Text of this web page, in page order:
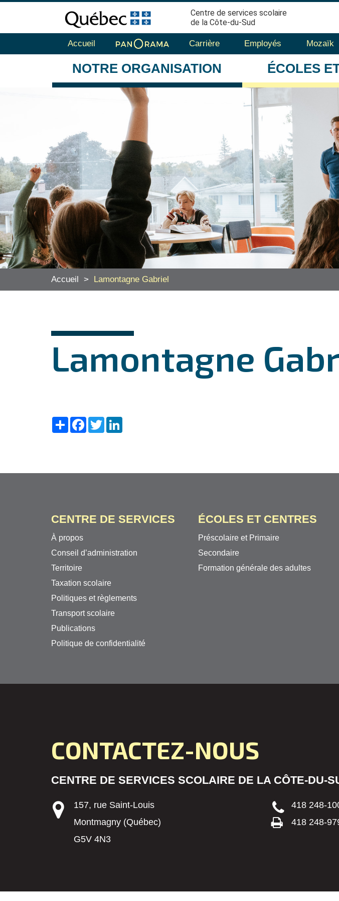
Centre de services scolaire
de la Côte-du-Sud
Accueil Carrière Employés Mozaïk
NOTRE ORGANISATION ÉCOLES
Accueil > Lamontagne Gabriel
Lamontagne
ShareFacebook
Twitter
CENTRE DE SERVICES
À propos
Conseil d’administration
Territoire
Taxation scolaire
Politiques et règlements
Transport scolaire
Publications
Politique de confidentialité
ÉCOLES ET CENTRES
Préscolaire et Primaire
Secondaire
Formation générale des adultes
CONTACTEZ-NOUS
CENTRE DE SERVICES SCOLAIRE DE LA CÔTE-DU-
157, rue Saint-Louis
Montmagny (Québec)
G5V 4N3
418 248-
418 248-